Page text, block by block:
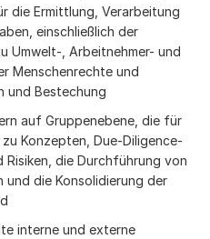
die Ermittlung, Verarbeitung
einschließlich der
Umwelt-, Arbeitnehmer- und
Menschenrechte und
und Bestechung
auf Gruppenebene, die für
Konzepten, Due-Diligence-
Risiken, die Durchführung von
und die Konsolidierung der
interne und externe